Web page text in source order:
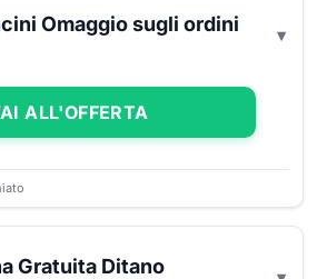
Omaggio sugli ordini
ALL'OFFERTA
Gratuita Ditano